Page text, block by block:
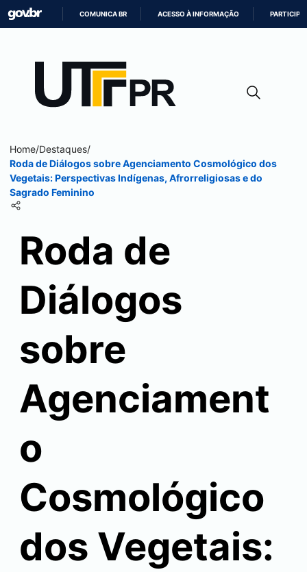
CONTEÚDO
COMUNICA BR ACESSO À INFORMAÇÃO PARTICIPE
Home/Destaques/
Roda de Diálogos sobre Agenciamento Cosmológico dos
Vegetais: Perspectivas Indígenas, Afrorreligiosas e do
Sagrado Feminino
Roda de
Diálogos
sobre
Agenciament
o
Cosmológico
dos Vegetais: